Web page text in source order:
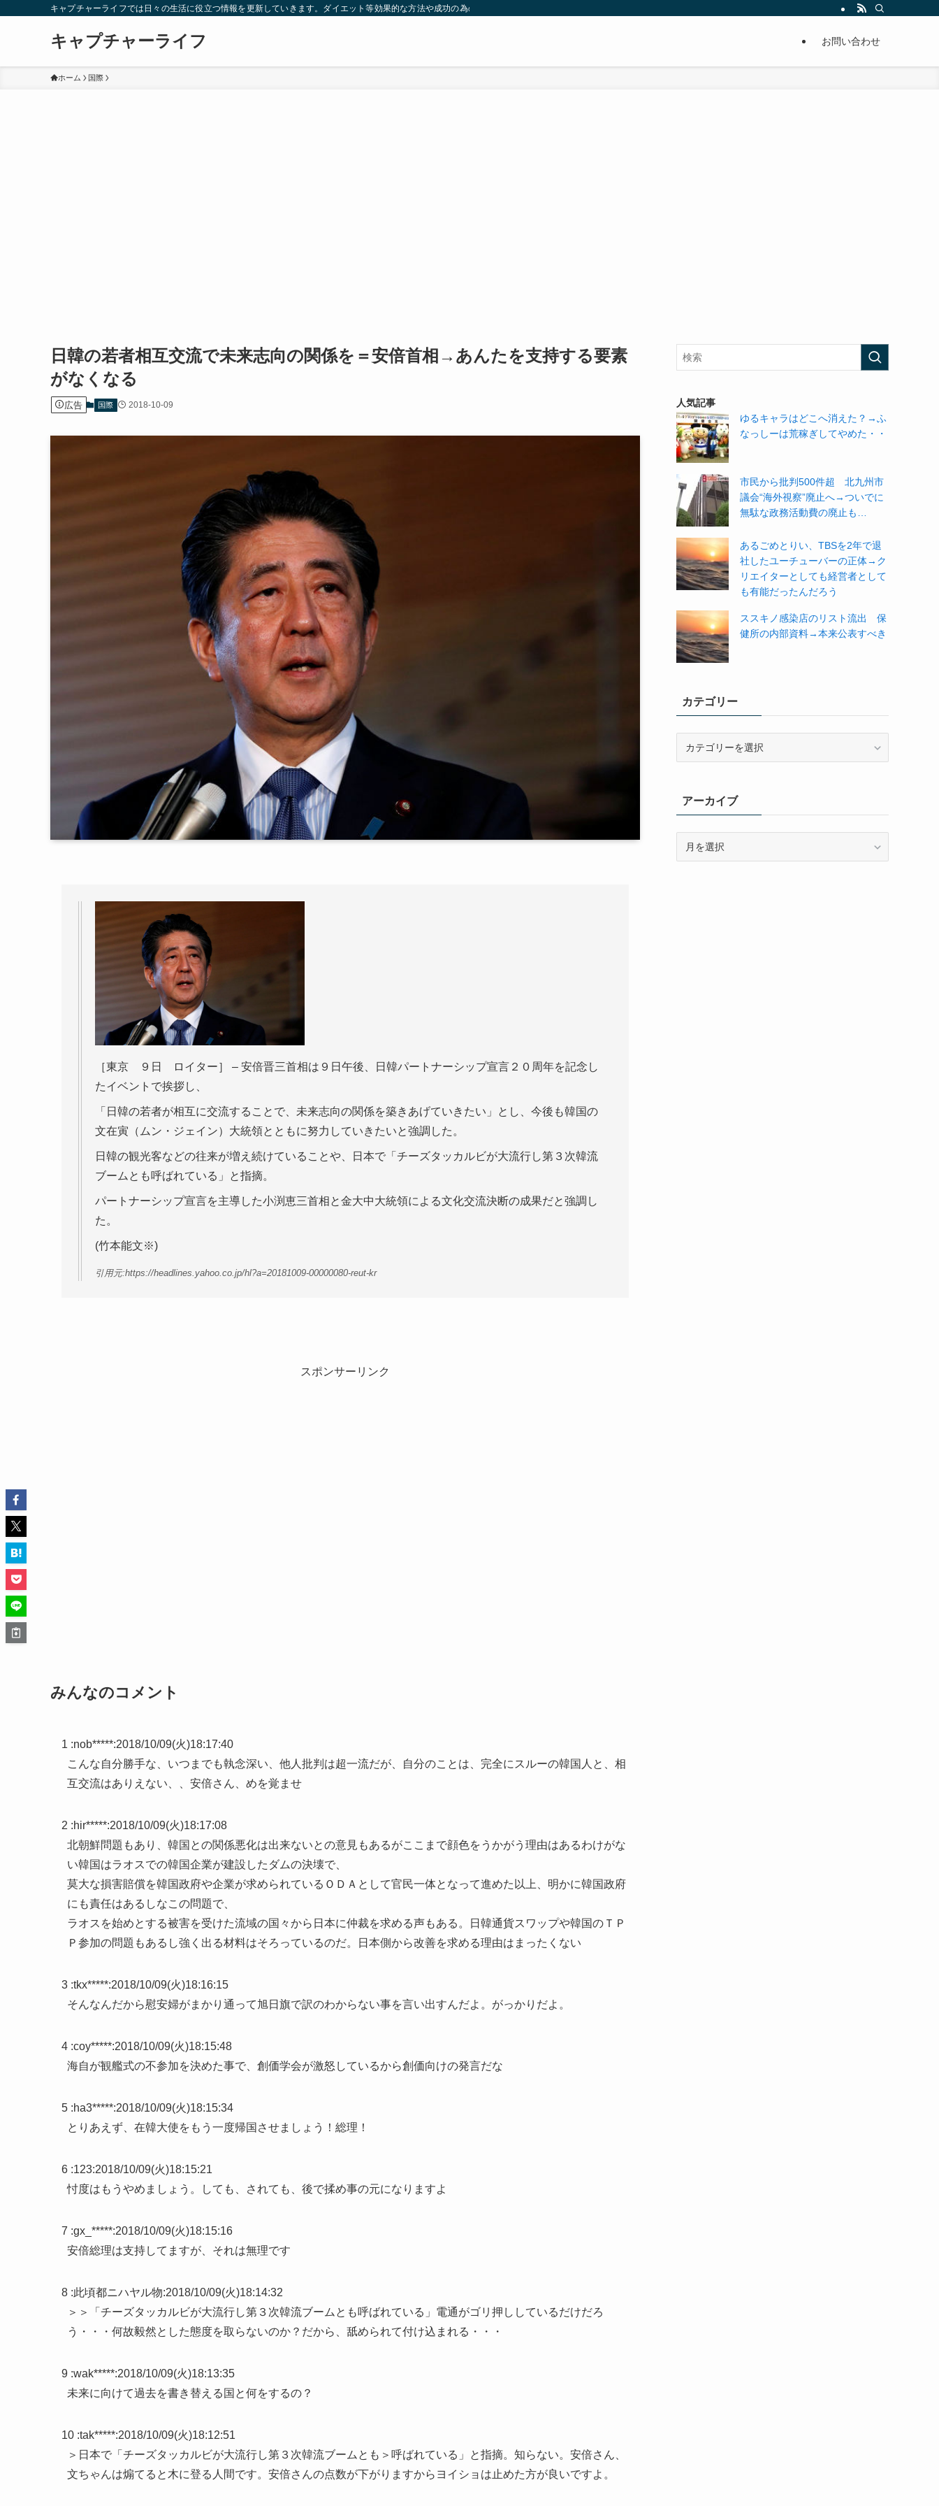
キャプチャーライフでは日々の生活に役立つ情報を更新していきます。ダイエット等効果的な方法や成功の為の秘訣等。太ったり悩んでいる方々が簡単に痩せることが出来るように分かりやすくまとめています。
キャプチャーライフ お問い合わせ
ホーム 国際
日韓の若者相互交流で未来志向の関係を＝安倍首相→あんたを支持する要素
がなくなる
広告 国際 2018-10-09
［東京 ９日 ロイター］ – 安倍晋三首相は９日午後、日韓パートナーシップ宣言２０周年を記念し
たイベントで挨拶し、
「日韓の若者が相互に交流することで、未来志向の関係を築きあげていきたい」とし、今後も韓国の
文在寅（ムン・ジェイン）大統領とともに努力していきたいと強調した。
日韓の観光客などの往来が増え続けていることや、日本で「チーズタッカルビが大流行し第３次韓流
ブームとも呼ばれている」と指摘。
パートナーシップ宣言を主導した小渕恵三首相と金大中大統領による文化交流決断の成果だと強調し
た。
(竹本能文※)
引用元:https://headlines.yahoo.co.jp/hl?a=20181009-00000080-reut-kr
スポンサーリンク
みんなのコメント
1 :nob*****:2018/10/09(火)18:17:40
こんな自分勝手な、いつまでも執念深い、他人批判は超一流だが、自分のことは、完全にスルーの韓国人と、相
互交流はありえない、、安倍さん、めを覚ませ
2 :hir*****:2018/10/09(火)18:17:08
北朝鮮問題もあり、韓国との関係悪化は出来ないとの意見もあるがここまで顔色をうかがう理由はあるわけがな
い韓国はラオスでの韓国企業が建設したダムの決壊で、
莫大な損害賠償を韓国政府や企業が求められているＯＤＡとして官民一体となって進めた以上、明かに韓国政府
にも責任はあるしなこの問題で、
ラオスを始めとする被害を受けた流域の国々から日本に仲裁を求める声もある。日韓通貨スワップや韓国のＴＰ
Ｐ参加の問題もあるし強く出る材料はそろっているのだ。日本側から改善を求める理由はまったくない
3 :tkx*****:2018/10/09(火)18:16:15
そんなんだから慰安婦がまかり通って旭日旗で訳のわからない事を言い出すんだよ。がっかりだよ。
4 :coy*****:2018/10/09(火)18:15:48
海自が観艦式の不参加を決めた事で、創価学会が激怒しているから創価向けの発言だな
5 :ha3*****:2018/10/09(火)18:15:34
とりあえず、在韓大使をもう一度帰国させましょう！総理！
6 :123:2018/10/09(火)18:15:21
忖度はもうやめましょう。しても、されても、後で揉め事の元になりますよ
7 :gx_*****:2018/10/09(火)18:15:16
安倍総理は支持してますが、それは無理です
8 :此頃都ニハヤル物:2018/10/09(火)18:14:32
＞＞「チーズタッカルビが大流行し第３次韓流ブームとも呼ばれている」電通がゴリ押ししているだけだろ
う・・・何故毅然とした態度を取らないのか？だから、舐められて付け込まれる・・・
9 :wak*****:2018/10/09(火)18:13:35
未来に向けて過去を書き替える国と何をするの？
10 :tak*****:2018/10/09(火)18:12:51
＞日本で「チーズタッカルビが大流行し第３次韓流ブームとも＞呼ばれている」と指摘。知らない。安倍さん、
文ちゃんは煽てると木に登る人間です。安倍さんの点数が下がりますからヨイショは止めた方が良いですよ。
人気記事
ゆるキャラはどこへ消えた？→ふ
なっしーは荒稼ぎしてやめた・・
市民から批判500件超 北九州市
議会“海外視察”廃止へ→ついでに
無駄な政務活動費の廃止も…
あるごめとりい、TBSを2年で退
社したユーチューバーの正体→ク
リエイターとしても経営者として
も有能だったんだろう
ススキノ感染店のリスト流出 保
健所の内部資料→本来公表すべき
カテゴリー
ーアーカイブ